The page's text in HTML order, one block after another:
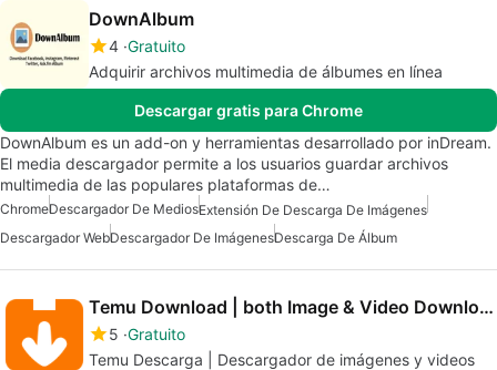
DownAlbum
4 Gratuito
Adquirir archivos multimedia de álbumes en línea
Descargar gratis para Chrome
DownAlbum es un add-on y herramientas desarrollado por inDream.
El media descargador permite a los usuarios guardar archivos
multimedia de las populares plataformas de…
ChromeDescargador De MediosExtensión De Descarga De Imágenes
Descargador WebDescargador De ImágenesDescarga De Álbum
Temu Download | both Image & Video Downloader
5 Gratuito
Temu Descarga | Descargador de imágenes y videos